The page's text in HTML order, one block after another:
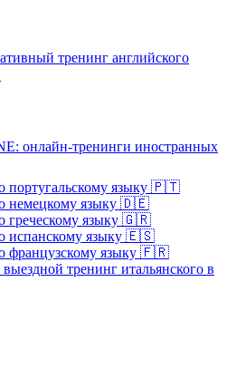
тренинг английского
онлайн-тренинги иностранных
языку 🇵🇹
немецкому языку 🇩🇪
греческому языку 🇬🇷
испанскому языку 🇪🇸
французскому языку 🇫🇷
тренинг итальянского в